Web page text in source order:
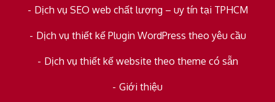
Dịch vụ SEO web chất lượng – uy tín tại TPHCM
Dịch vụ thiết kế Plugin WordPress theo yêu cầu
Dịch vụ thiết kế website theo theme có sẵn
Giới thiệu